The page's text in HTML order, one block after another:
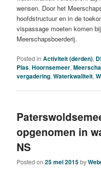
wensen. Door het
hoofdstructuur en in de
vispassage moeten komen
Meerschapsboerderij.
Posted in Activiteit (derden),
Plas,Hoornsemeer,
vergadering,Waterkwaliteit,
opgenomen in
NS
Posted on25 mei 2015by